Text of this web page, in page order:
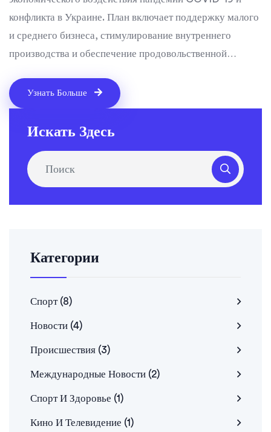
конфликта в Украине. План включает поддержку малого
и среднего бизнеса, стимулирование внутреннего
производства и обеспечение продовольственной
рублей на реализацию мер.
Узнать Больше
Искать Здесь
Категории
Спорт (8)
Новости (4)
Происшествия (3)
Международные Новости (2)
Спорт И Здоровье (1)
Кино И Телевидение (1)